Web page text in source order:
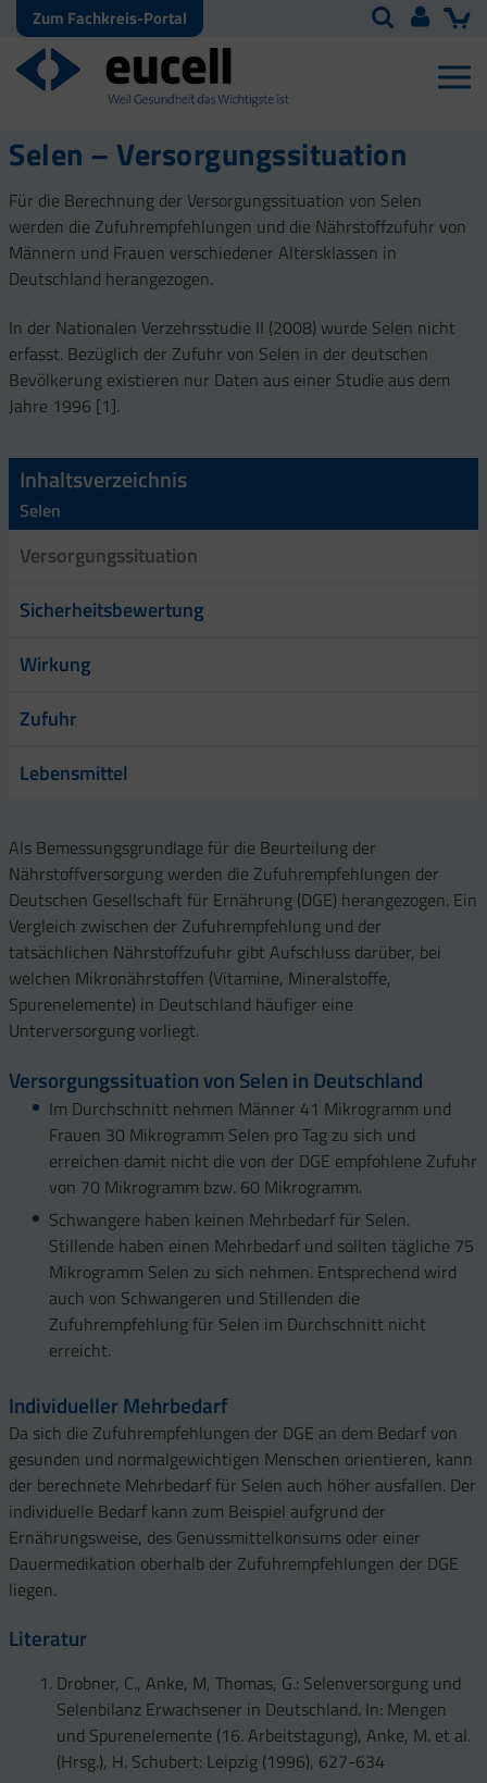
Zum Fachkreis-Portal
Selen – Versorgungssituation
Für die Berechnung der Versorgungssituation von Selen
werden die Zufuhrempfehlungen und die Nährstoffzufuhr von
Männern und Frauen verschiedener Altersklassen in
Deutschland herangezogen.
In der Nationalen Verzehrsstudie II (2008) wurde Selen nicht
erfasst. Bezüglich der Zufuhr von Selen in der deutschen
Bevölkerung existieren nur Daten aus einer Studie aus dem
Jahre 1996 [1].
Inhaltsverzeichnis
Selen
Versorgungssituation
Sicherheitsbewertung
Wirkung
Zufuhr
Lebensmittel
Als Bemessungsgrundlage für die Beurteilung der
Nährstoffversorgung werden die Zufuhrempfehlungen der
Deutschen Gesellschaft für Ernährung (DGE) herangezogen. Ein
Vergleich zwischen der Zufuhrempfehlung und der
tatsächlichen Nährstoffzufuhr gibt Aufschluss darüber, bei
welchen Mikronährstoffen (Vitamine, Mineralstoffe,
Spurenelemente) in Deutschland häufiger eine
Unterversorgung vorliegt.
Versorgungssituation von Selen in Deutschland
Im Durchschnitt nehmen Männer 41 Mikrogramm und
Frauen 30 Mikrogramm Selen pro Tag zu sich und
erreichen damit nicht die von der DGE empfohlene Zufuhr
von 70 Mikrogramm bzw. 60 Mikrogramm.
Schwangere haben keinen Mehrbedarf für Selen.
Stillende haben einen Mehrbedarf und sollten tägliche 75
Mikrogramm Selen zu sich nehmen. Entsprechend wird
auch von Schwangeren und Stillenden die
Zufuhrempfehlung für Selen im Durchschnitt nicht
erreicht.
Individueller Mehrbedarf
Da sich die Zufuhrempfehlungen der DGE an dem Bedarf von
gesunden und normalgewichtigen Menschen orientieren, kann
der berechnete Mehrbedarf für Selen auch höher ausfallen. Der
individuelle Bedarf kann zum Beispiel aufgrund der
Ernährungsweise, des Genussmittelkonsums oder einer
Dauermedikation oberhalb der Zufuhrempfehlungen der DGE
liegen.
Literatur
Drobner, C., Anke, M, Thomas, G.: Selenversorgung und
Selenbilanz Erwachsener in Deutschland. In: Mengen
und Spurenelemente (16. Arbeitstagung), Anke, M. et al.
(Hrsg.), H. Schubert: Leipzig (1996), 627-634